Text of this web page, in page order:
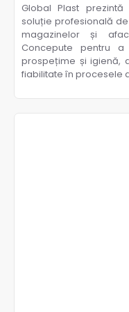
Global Plast
soluție profesională
magazinelor și
Concepute pentru
prospețime și igienă,
fiabilitate în procesele